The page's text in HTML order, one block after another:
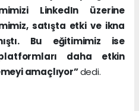
LinkedIn üzerine
satışta etki ve ikna
Bu eğitimimiz ise
daha etkin
amaçlıyor”dedi.